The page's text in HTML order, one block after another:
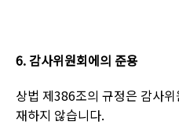
6. 감사위원회에의 준용
상법 제386조의 규정은 감사
재하지 않습니다.